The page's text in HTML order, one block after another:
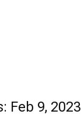
Feb 9, 2023